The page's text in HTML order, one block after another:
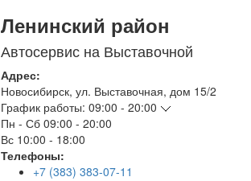
Ленинский район
Автосервис на Выставочной
Адрес:
Новосибирск, ул. Выставочная, дом 15/2
График работы: 09:00 - 20:00
Пн - Сб 09:00 - 20:00
Вс 10:00 - 18:00
Телефоны:
+7 (383) 383-07-11